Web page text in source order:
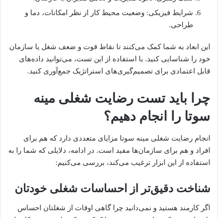
شرایط فیزیکی: وضعیت محیط کار از نظر امکانات، دما و
طراحی.
این ابعاد به شما کمک می‌کنند تا نقاط قوت و ضعف شغل یا سازمان
خود را شناسایی کنید. با استفاده از این تست، می‌توانید داده‌های
قابل اعتمادی برای تصمیم‌گیری‌های استراتژیک جمع‌آوری کنید.
چرا باید تست رضایت شغلی مینه
سوتا را انجام دهیم؟
انجام رضایت شغلی مینه سوتا مزایای متعددی دارد که هم برای
افراد و هم برای سازمان‌ها مفید است. در ادامه، دلایلی که شما را به
استفاده از این ابزار ترغیب می‌کند، بررسی می‌کنیم:
شناخت دقیق‌تر از احساسات شغلی خودتان
اگر کارمند هستید و نمی‌دانید چرا گاهی اوقات از شغلتان احساس